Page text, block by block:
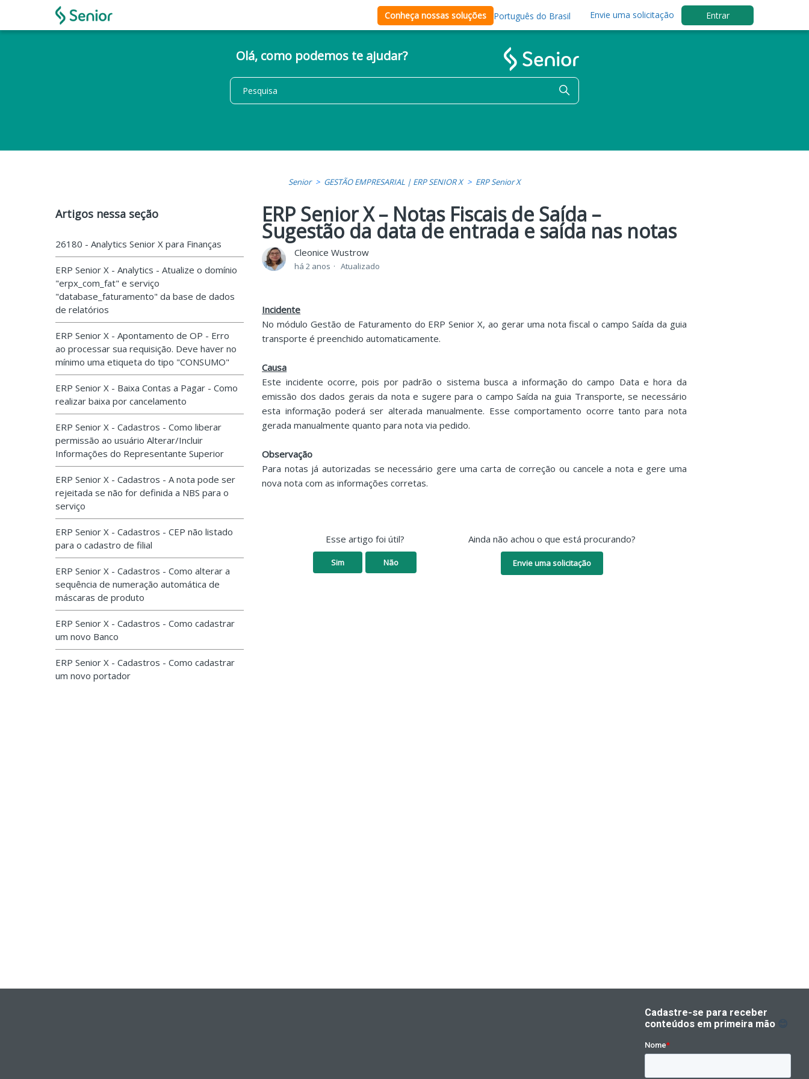
Conheça nossas soluções Português do Brasil Envie uma solicitação Entrar
Olá, como podemos te ajudar?
Senior GESTÃO EMPRESARIAL | ERP SENIOR X ERP Senior X
Artigos nessa seção
26180 - Analytics Senior X para Finanças
ERP Senior X - Analytics - Atualize o domínio
"erpx_com_fat" e serviço
"database_faturamento" da base de dados
de relatórios
ERP Senior X - Apontamento de OP - Erro
ao processar sua requisição. Deve haver no
mínimo uma etiqueta do tipo "CONSUMO"
ERP Senior X - Baixa Contas a Pagar - Como
realizar baixa por cancelamento
ERP Senior X - Cadastros - Como liberar
permissão ao usuário Alterar/Incluir
Informações do Representante Superior
ERP Senior X - Cadastros - A nota pode ser
rejeitada se não for definida a NBS para o
serviço
ERP Senior X - Cadastros - CEP não listado
para o cadastro de filial
ERP Senior X - Cadastros - Como alterar a
sequência de numeração automática de
máscaras de produto
ERP Senior X - Cadastros - Como cadastrar
um novo Banco
ERP Senior X - Cadastros - Como cadastrar
um novo portador
ERP Senior X – Notas Fiscais de Saída –
Sugestão da data de entrada e saída nas notas
Cleonice Wustrow
há 2 anos Atualizado
Incidente
No módulo Gestão de Faturamento do ERP Senior X, ao gerar uma nota fiscal o campo Saída da guia
transporte é preenchido automaticamente.
Causa
Este incidente ocorre, pois por padrão o sistema busca a informação do campo Data e hora da
emissão dos dados gerais da nota e sugere para o campo Saída na guia Transporte, se necessário
esta informação poderá ser alterada manualmente. Esse comportamento ocorre tanto para nota
gerada manualmente quanto para nota via pedido.
Observação
Para notas já autorizadas se necessário gere uma carta de correção ou cancele a nota e gere uma
nova nota com as informações corretas.
Esse artigo foi útil?
Sim Não
Ainda não achou o que está procurando?
Envie uma solicitação